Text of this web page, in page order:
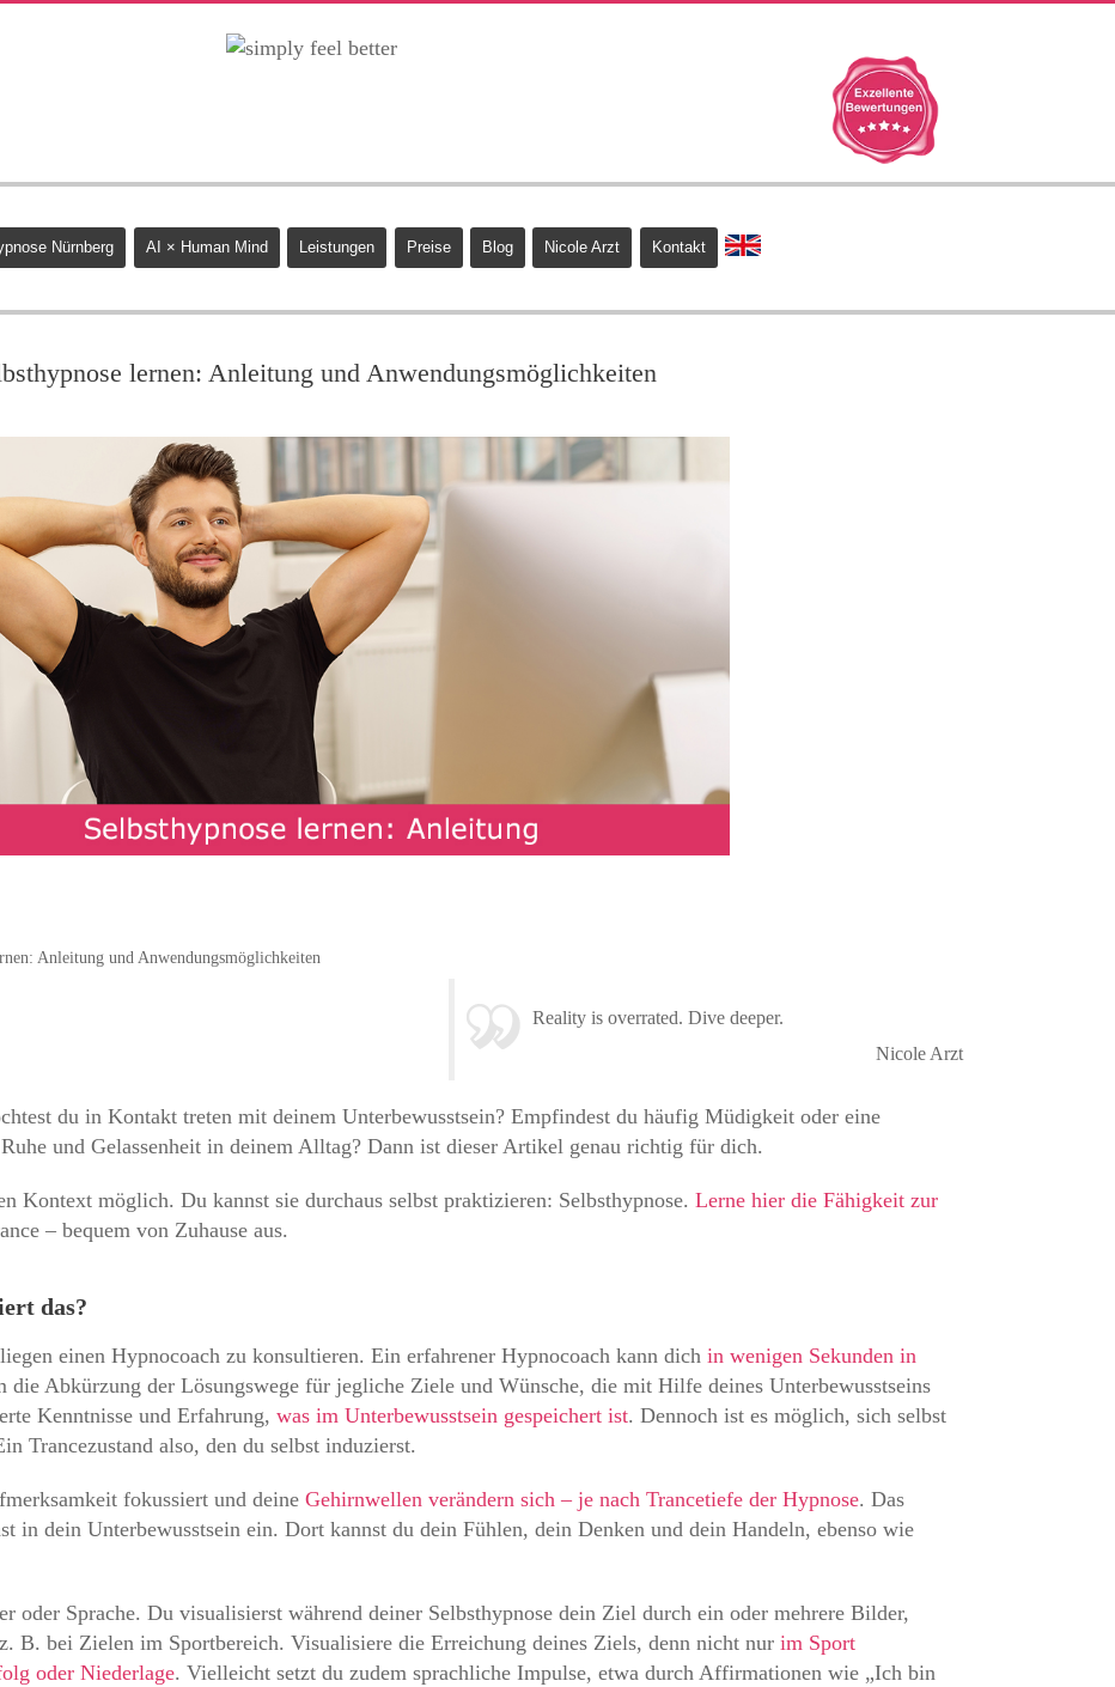
Nürnberg AI × Human Mind Leistungen Preise Blog Nicole Arzt Kontakt
lernen: Anleitung und Anwendungsmöglichkeiten
Anleitung und Anwendungsmöglichkeiten
Reality is overrated. Dive deeper.
Nicole Arzt
du in Kontakt treten mit deinem Unterbewusstsein? Empfindest du häufig Müdigkeit oder eine
und Gelassenheit in deinem Alltag? Dann ist dieser Artikel genau richtig für dich.
Kontext möglich. Du kannst sie durchaus selbst praktizieren: Selbsthypnose. Lerne hier die Fähigkeit zur
– bequem von Zuhause aus.
das?
einen Hypnocoach zu konsultieren. Ein erfahrener Hypnocoach kann dich in wenigen Sekunden in
die Abkürzung der Lösungswege für jegliche Ziele und Wünsche, die mit Hilfe deines Unterbewusstseins
Kenntnisse und Erfahrung, was im Unterbewusstsein gespeichert ist. Dennoch ist es möglich, sich selbst
Trancezustand also, den du selbst induzierst.
fokussiert und deine Gehirnwellen verändern sich – je nach Trancetiefe der Hypnose. Das
in dein Unterbewusstsein ein. Dort kannst du dein Fühlen, dein Denken und dein Handeln, ebenso wie
oder Sprache. Du visualisierst während deiner Selbsthypnose dein Ziel durch ein oder mehrere Bilder,
B. bei Zielen im Sportbereich. Visualisiere die Erreichung deines Ziels, denn nicht nur im Sport
oder Niederlage. Vielleicht setzt du zudem sprachliche Impulse, etwa durch Affirmationen wie „Ich bin